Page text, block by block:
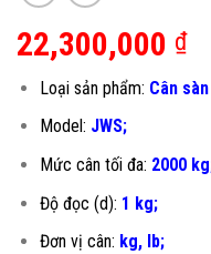
22,300,000 ₫
Loại sản phẩm: Cân
Model: JWS;
Mức cân tối đa: 2000
Độ đọc (d): 1 kg;
Đơn vị cân: kg, lb;